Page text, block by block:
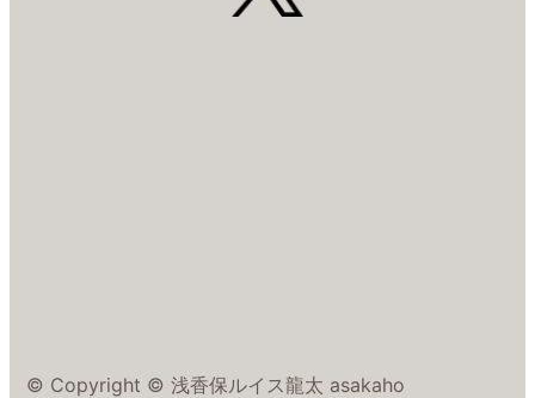
© Copyright © 浅香保ルイス龍太 asakaho